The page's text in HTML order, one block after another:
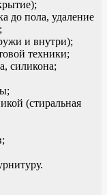
до пола, удаление
и внутри);
техники;
силикона;
(стиральная